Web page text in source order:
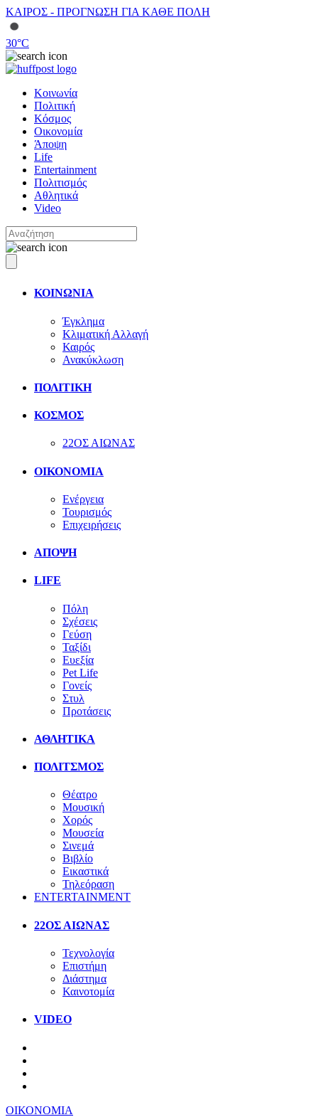
ΚΑΙΡΟΣ - ΠΡΟΓΝΩΣΗ ΓΙΑ ΚΑΘΕ ΠΟΛΗ
30°C
Κοινωνία
Πολιτική
Κόσμος
Οικονομία
Άποψη
Life
Entertainment
Πολιτισμός
Αθλητικά
Video
ΚΟΙΝΩΝΙΑ
Έγκλημα
Κλιματική Αλλαγή
Καιρός
Ανακύκλωση
ΠΟΛΙΤΙΚΗ
ΚΟΣΜΟΣ
22ΟΣ ΑΙΩΝΑΣ
ΟΙΚΟΝΟΜΙΑ
Ενέργεια
Τουρισμός
Επιχειρήσεις
ΑΠΟΨΗ
LIFE
Πόλη
Σχέσεις
Γεύση
Ταξίδι
Ευεξία
Pet Life
Γονείς
Στυλ
Προτάσεις
ΑΘΛΗΤΙΚΑ
ΠΟΛΙΤΣΜΟΣ
Θέατρο
Μουσική
Χορός
Μουσεία
Σινεμά
Βιβλίο
Εικαστικά
Τηλεόραση
ENTERTAINMENT
22ΟΣ ΑΙΩΝΑΣ
Τεχνολογία
Επιστήμη
Διάστημα
Καινοτομία
VIDEO
ΟΙΚΟΝΟΜΙΑ